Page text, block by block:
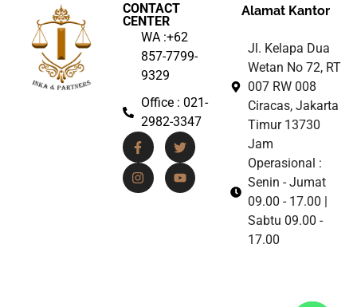
CONTACT
CENTER
WA :+62
857-7799-
9329
Office : 021-
2982-3347
Alamat Kantor
Jl. Kelapa Dua
Wetan No 72, RT
007 RW 008
Ciracas, Jakarta
Timur 13730
Jam
Operasional :
Senin - Jumat
09.00 - 17.00 |
Sabtu 09.00 -
17.00